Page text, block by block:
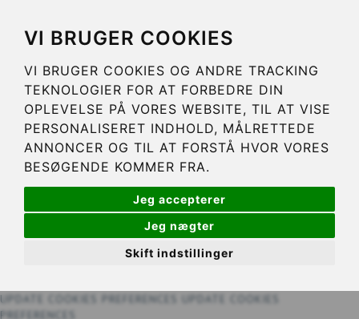
VI BRUGER COOKIES
VI BRUGER COOKIES OG ANDRE TRACKING
TEKNOLOGIER FOR AT FORBEDRE DIN
OPLEVELSE PÅ VORES WEBSITE, TIL AT VISE
PERSONALISERET INDHOLD, MÅLRETTEDE
ANNONCER OG TIL AT FORSTÅ HVOR VORES
BESØGENDE KOMMER FRA.
Jeg accepterer
Jeg nægter
Skift indstillinger
UPDATE COOKIES PREFERENCES
UPDATE COOKIES
PREFERENCES